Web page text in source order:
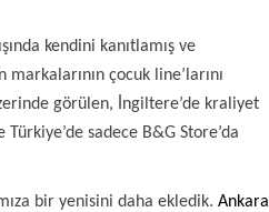
kendini kanıtlamış ve
çocuk line’larını
görülen, İngiltere’de kraliyet
sadece B&G Store’da
bir yenisini daha ekledik. Ankara